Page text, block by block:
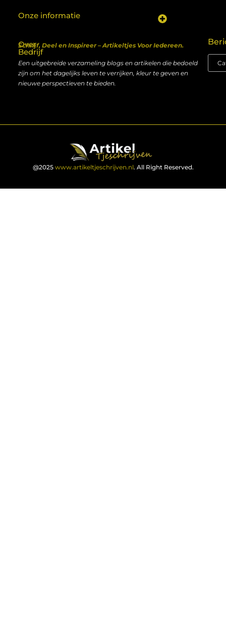
Over
Bedrijf
Schrijf, Deel en Inspireer – Artikeltjes Voor Iedereen.
Een uitgebreide verzameling blogs en artikelen die bedoeld
zijn om het dagelijks leven te verrijken, kleur te geven en
nieuwe perspectieven te bieden.
Onze informatie
@2025 www.artikeltjeschrijven.nl. All Right Reserved.